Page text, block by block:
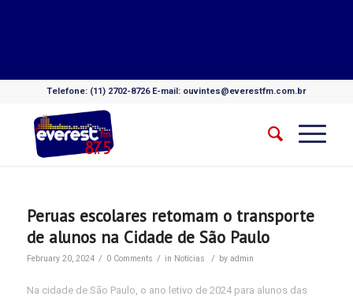
Telefone: (11) 2702-8726 E-mail: ouvintes@everestfm.com.br
Peruas escolares retomam o transporte
de alunos na Cidade de São Paulo
February 20, 2024 / 0 Comments / in Notícias / by admin
Na cidade de São Paulo, o ano letivo de 2024 para alunos das